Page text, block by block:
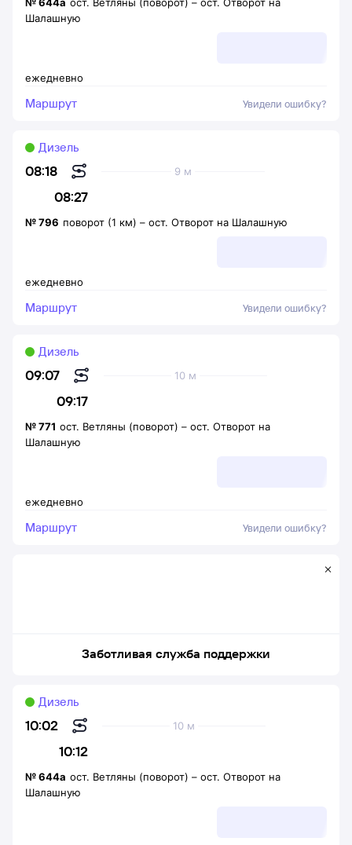
ежедневно
Шалашную
Маршрут Увидели ошибку?
08:18
08:27
9 м
Дизель
ежедневно
№796 поворот (1 км) – ост. Отворот на Шалашную
Маршрут Увидели ошибку?
09:07
09:17
10 м
Дизель
ежедневно
№771 ост. Ветляны (поворот) – ост. Отворот на
Шалашную
Маршрут Увидели ошибку?
Заботливая служба поддержки
10:02
10:12
10 м
Дизель
№644а ост. Ветляны (поворот) – ост. Отворот на
Шалашную